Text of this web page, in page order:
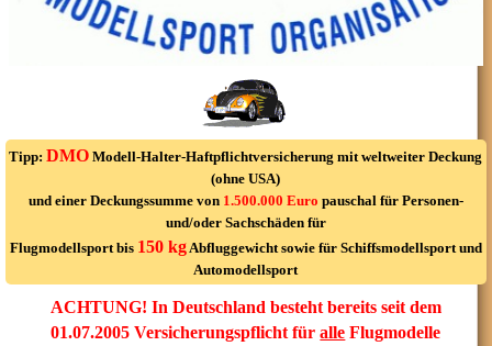
Tipp:DMO Modell-Halter-Haftpflichtversicherung mit weltweiter Deckung
(ohne USA)
und einer Deckungssumme von 1.500.000 Euro pauschal für Personen-
und/oder Sachschäden für
Flugmodellsport bis 150 kgAbfluggewicht sowie für Schiffsmodellsport und
Automodellsport
ACHTUNG! In Deutschland besteht bereits seit dem
01.07.2005 Versicherungspflicht füralle Flugmodelle